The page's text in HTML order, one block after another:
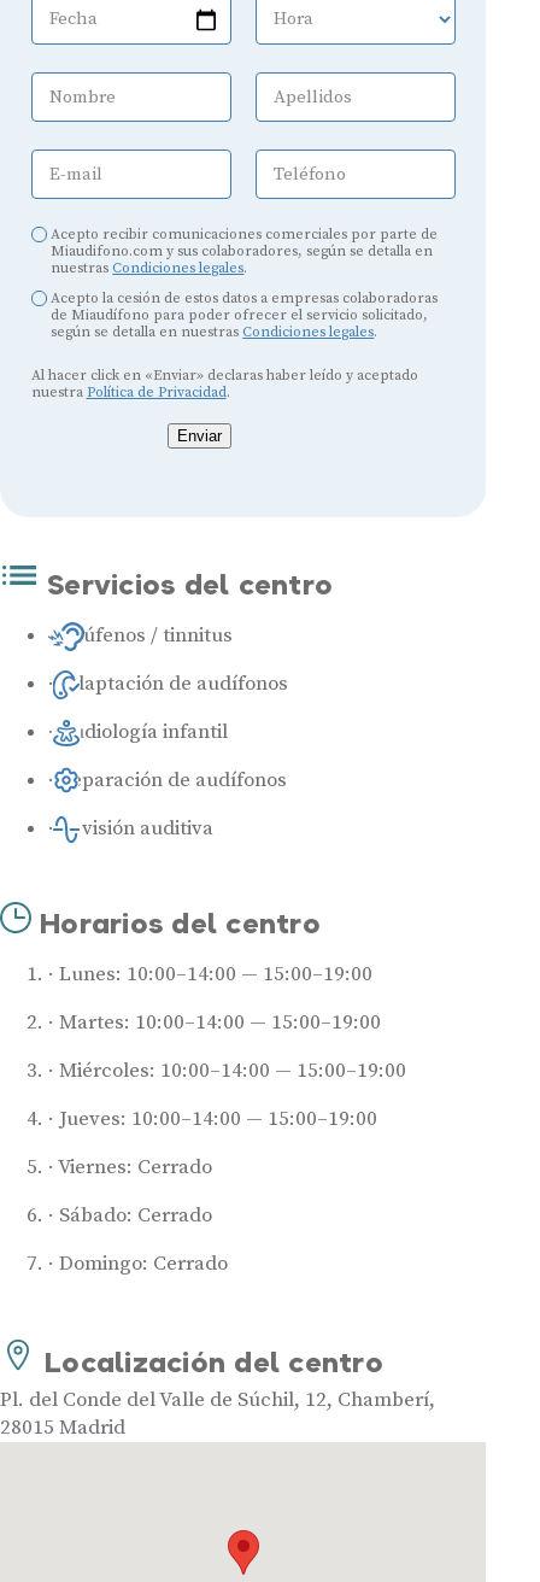
Fecha Hora
Nombre Apellidos
E-mail Teléfono
Acepto recibir comunicaciones comerciales por parte de
Miaudifono.com y sus colaboradores, según se detalla en
nuestras Condiciones legales.
Acepto la cesión de estos datos a empresas colaboradoras
de Miaudífono para poder ofrecer el servicio solicitado,
según se detalla en nuestras Condiciones legales.
Al hacer click en «Enviar» declaras haber leído y aceptado
nuestra Política de Privacidad.
Enviar
Servicios del centro
Acúfenos / tinnitus
Adaptación de audífonos
Audiología infantil
Reparación de audífonos
Revisión auditiva
Horarios del centro
Lunes: 10:00–14:00 — 15:00–19:00
Martes: 10:00–14:00 — 15:00–19:00
Miércoles: 10:00–14:00 — 15:00–19:00
Jueves: 10:00–14:00 — 15:00–19:00
Viernes: Cerrado
Sábado: Cerrado
Domingo: Cerrado
Localización del centro
Pl. del Conde del Valle de Súchil, 12, Chamberí,
28015 Madrid
Tipos de audífonos para la sordera
Audífonos baratos
Audífonos invisibles
Audífonos potentes